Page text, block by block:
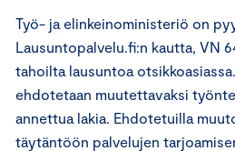
Työ- ja elinkeinoministeriö on
Lausuntopalvelu.fi:n kautta, VN
tahoilta lausuntoa
ehdotetaan muutettavaksi
annettua lakia. Ehdotetuilla
täytäntöön palvelujen